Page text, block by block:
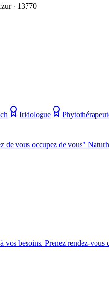
· 13770
Iridologue
de vous occupez de vous"
besoins. Prenez rendez-vous